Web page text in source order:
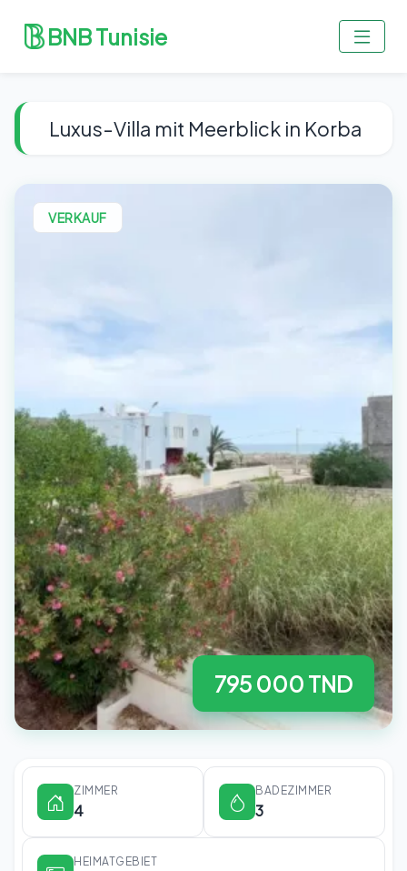
BNB Tunisie
Luxus-Villa mit Meerblick in Korba
VERKAUF
795 000 TND
ZIMMER
4
BADEZIMMER
3
HEIMATGEBIET